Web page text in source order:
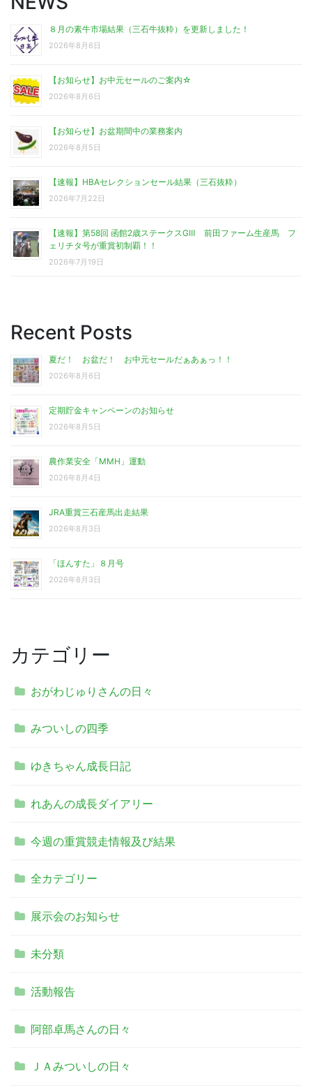
８月の素牛市場結果（三石牛抜粋）を更新しました！
2026年8月6日
【お知らせ】お中元セールのご案内☆
2026年8月6日
【お知らせ】お盆期間中の業務案内
2026年8月5日
【速報】HBAセレクションセール結果（三石抜粋）
2026年7月22日
【速報】第58回 函館2歳ステークスGⅢ 前田ファーム生産馬 フ
ェリチタ号が重賞初制覇！！
2026年7月19日
Recent Posts
夏だ！ お盆だ！ お中元セールだぁあぁっ！！
2026年8月6日
定期貯金キャンペーンのお知らせ
2026年8月5日
農作業安全「MMH」運動
2026年8月4日
JRA重賞三石産馬出走結果
2026年8月3日
「ほんすた」８月号
2026年8月3日
カテゴリー
おがわじゅりさんの日々
みついしの四季
ゆきちゃん成長日記
れあんの成長ダイアリー
今週の重賞競走情報及び結果
全カテゴリー
展示会のお知らせ
未分類
活動報告
阿部卓馬さんの日々
ＪＡみついしの日々